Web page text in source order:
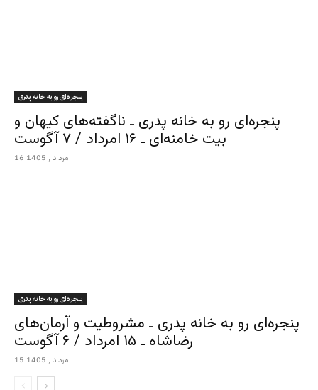
پنجره‌ای رو به خانه پدری
پنجره‌ای رو به خانه پدری ـ ناگفته‌های کیهان و
بیت خامنه‌ای ـ ۱۶ امرداد / ۷ آگوست
16 مرداد , 1405
پنجره‌ای رو به خانه پدری
پنجره‌ای رو به خانه پدری ـ مشروطیت و آرمان‌های
رضاشاه ـ ۱۵ امرداد / ۶ آگوست
15 مرداد , 1405